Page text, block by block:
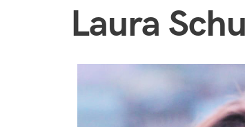
Laura